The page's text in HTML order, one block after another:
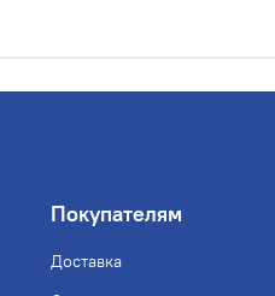
Покупателям
Доставка